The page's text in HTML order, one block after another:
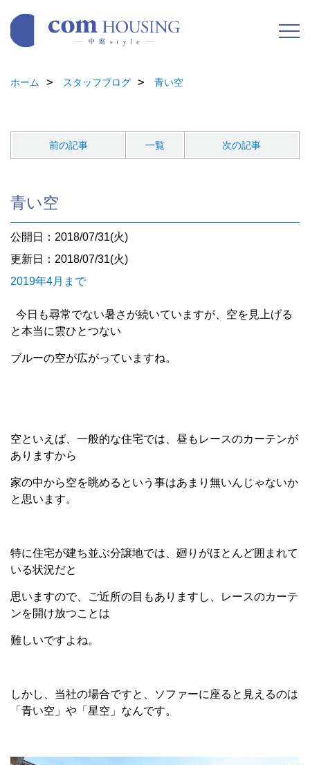
ホーム スタッフブログ 青い空
前の記事 一覧 次の記事
青い空
公開日：2018/07/31(火)
更新日：2018/07/31(火)
2019年4月まで
今日も尋常でない暑さが続いていますが、空を見上げる
と本当に雲ひとつない
ブルーの空が広がっていますね。
空といえば、一般的な住宅では、昼もレースのカーテンが
ありますから
家の中から空を眺めるという事はあまり無いんじゃないか
と思います。
特に住宅が建ち並ぶ分譲地では、廻りがほとんど囲まれて
いる状況だと
思いますので、ご近所の目もありますし、レースのカーテ
ンを開け放つことは
難しいですよね。
しかし、当社の場合ですと、ソファーに座ると見えるのは
「青い空」や「星空」なんです。